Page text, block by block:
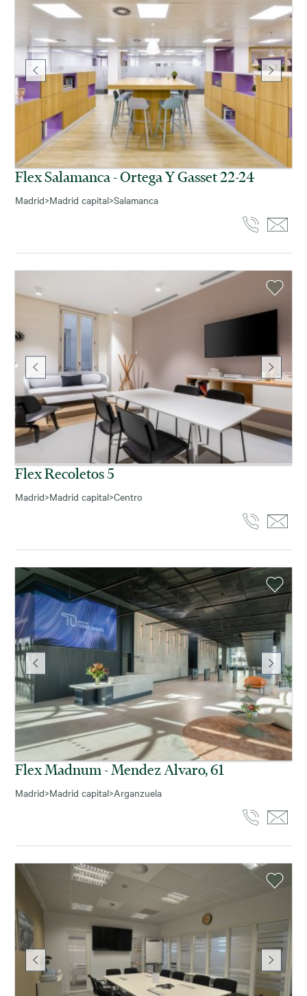
Flex Salamanca - Ortega Y Gasset 22-24
Madrid>Madrid capital>Salamanca
Flex Recoletos 5
Madrid>Madrid capital>Centro
Flex Madnum - Mendez Alvaro, 61
Madrid>Madrid capital>Arganzuela